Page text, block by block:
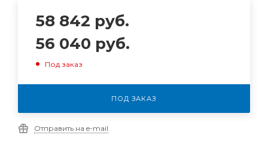
58 842 руб.
56 040 руб.
Под заказ
ПОД ЗАКАЗ
Отправить на e-mail